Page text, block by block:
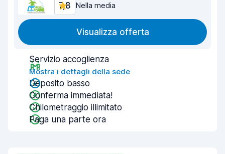
7,8 Nella media
Visualizza offerta
Servizio accoglienza
Mostra i dettagli della sede
Deposito basso
Conferma immediata!
Chilometraggio illimitato
Paga una parte ora